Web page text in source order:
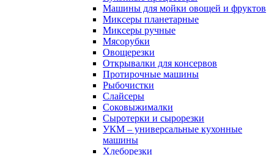
Машины для мойки овощей и фруктов
Миксеры планетарные
Миксеры ручные
Мясорубки
Овощерезки
Открывалки для консервов
Протирочные машины
Рыбочистки
Слайсеры
Соковыжималки
Сыротерки и сырорезки
УКМ – универсальные кухонные
машины
Хлеборезки